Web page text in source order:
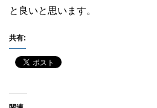
と良いと思います。
共有: